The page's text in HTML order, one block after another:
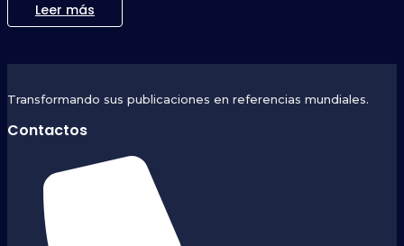
Leer más
Transformando sus publicaciones en referencias mundiales.
Contactos